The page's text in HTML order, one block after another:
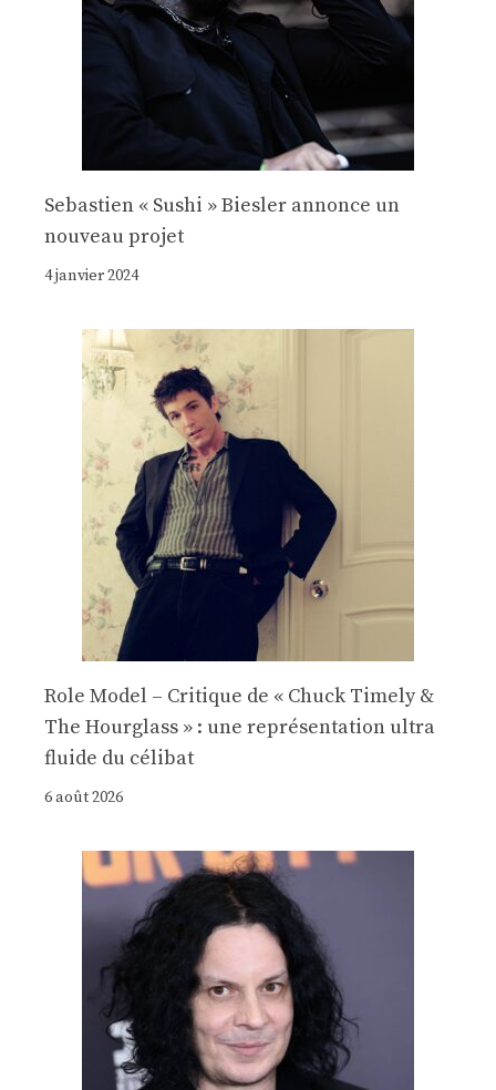
Sebastien « Sushi » Biesler annonce un
nouveau projet
4 janvier 2024
Role Model – Critique de « Chuck Timely &
The Hourglass » : une représentation ultra
fluide du célibat
6 août 2026